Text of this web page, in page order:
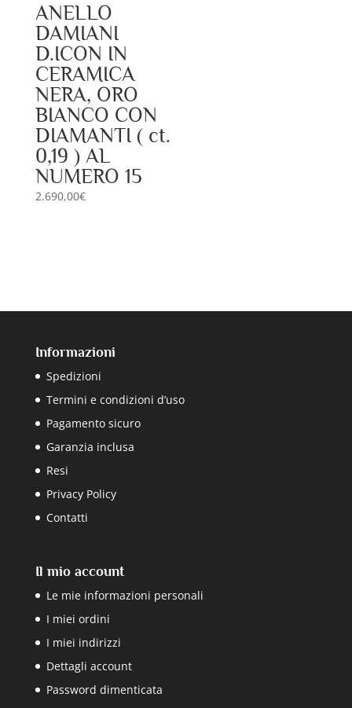
ANELLO
DAMIANI
D.ICON IN
CERAMICA
NERA, ORO
BIANCO CON
DIAMANTI ( ct.
0,19 ) AL
NUMERO 15
2.690,00€
Informazioni
Spedizioni
Termini e condizioni d’uso
Pagamento sicuro
Garanzia inclusa
Resi
Privacy Policy
Contatti
Il mio account
Le mie informazioni personali
I miei ordini
I miei indirizzi
Dettagli account
Password dimenticata